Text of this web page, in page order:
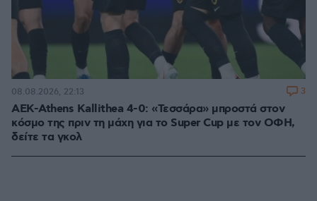
ΑΕΚ-Athens Kallithea 4-0: «Τεσσάρα» μπροστά στον
κόσμο της πριν τη μάχη για το Super Cup με τον ΟΦΗ,
δείτε τα γκολ
08.08.2026, 22:13 3